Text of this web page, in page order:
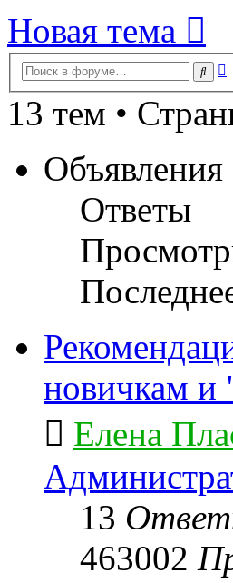
Новая тема
Поиск
13 тем •
Объявления
Ответы
новичкам и
Елена
13
463002